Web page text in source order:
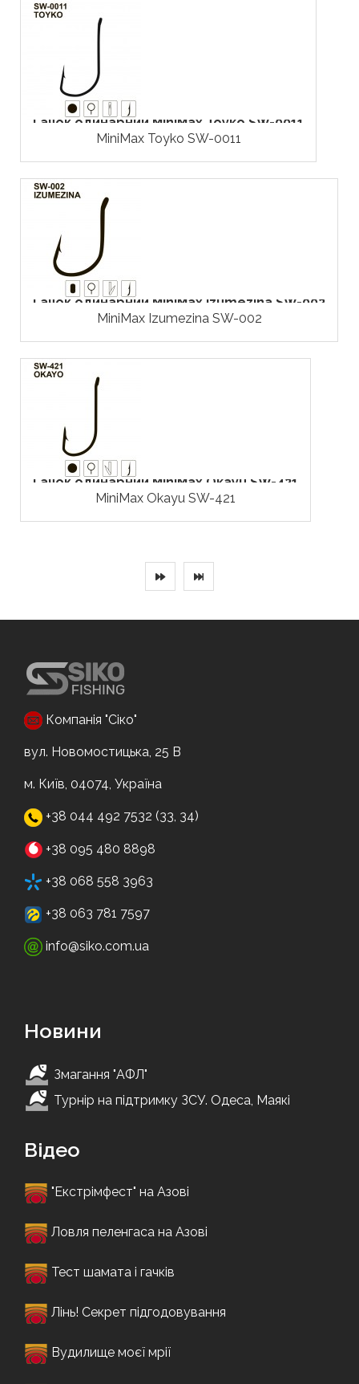
Гачок одинарний MiniMax Toyko SW-0011
MiniMax Toyko SW-0011
Гачок одинарний MiniMax Izumezina SW-002
MiniMax Izumezina SW-002
Гачок одинарний MiniMax Okayu SW-421
MiniMax Okayu SW-421
Компанія "Сіко"
вул. Новомостицька, 25 В
м. Київ, 04074, Україна
+38 044 492 7532 (33, 34)
+38 095 480 8898
+38 068 558 3963
+38 063 781 7597
info@siko.com.ua
Новини
Змагання "АФЛ"
Турнір на підтримку ЗСУ. Одеса, Маякі
Відео
"Екстрімфест" на Азові
Ловля пеленгаса на Азові
Тест шамата і гачків
Лінь! Секрет підгодовування
Вудилище моєї мрії